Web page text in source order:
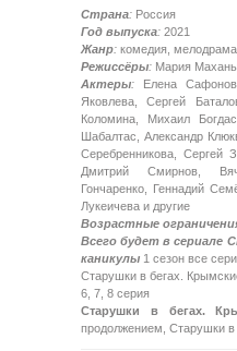
Страна: Россия
Год выпуска: 2021
Жанр: комедия,
Режиссёры: Мария
Актеры: Елена
Яковлева, Сергей
Коломина, Михаил
Шабалтас, Александр
Серебренникова, Сергей
Дмитрий Смирнов,
Гончаренко, Геннадий
Лукеичева и другие
Возрастные
Всего будет в сериале
каникулы 1 сезон все
Старушки в бегах.
6, 7, 8 серия
Старушки в бегах.
продолжением, Старушки в